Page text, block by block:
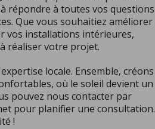
répondre à toutes vos questions
Que vous souhaitiez améliorer
vos installations intérieures,
réaliser votre projet.
locale. Ensemble, créons
où le soleil devient un
pouvez nous contacter par
pour planifier une consultation.
!